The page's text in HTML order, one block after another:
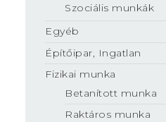
Szociális munkák
Egyéb
Építőipar, Ingatlan
Fizikai munka
Betanított munka
Raktáros munka